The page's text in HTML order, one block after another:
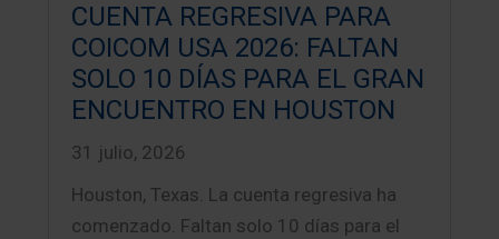
CUENTA REGRESIVA PARA
COICOM USA 2026: FALTAN
SOLO 10 DÍAS PARA EL GRAN
ENCUENTRO EN HOUSTON
31 julio, 2026
Houston, Texas. La cuenta regresiva ha
comenzado. Faltan solo 10 días para el